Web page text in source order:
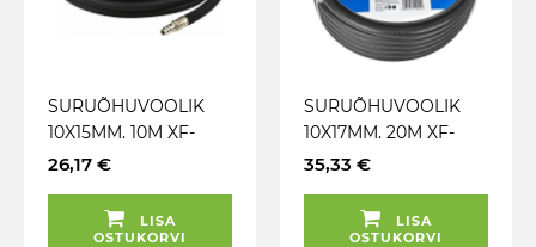
SURUÕHUVOOLIK
10X15MM. 10M XF-
LIITMIK+PESA GEKO
26,17 €
LISA
OSTUKORVI
SURUÕHUVOOLIK
10X17MM. 20M XF-
LIITMIK+PESA GEKO
35,33 €
LISA
OSTUKORVI